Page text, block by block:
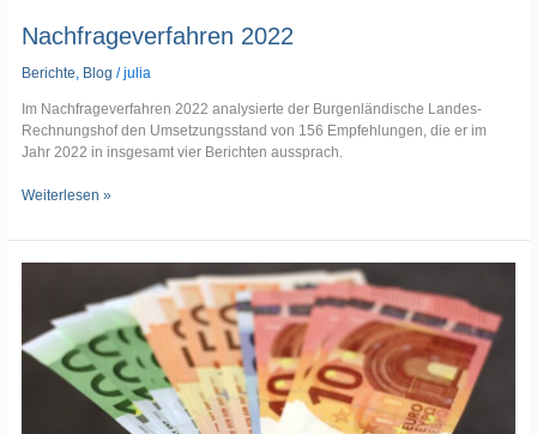
Nachfrageverfahren 2022
Berichte, Blog /julia
Im Nachfrageverfahren 2022 analysierte der Burgenländische Landes-
Rechnungshof den Umsetzungsstand von 156 Empfehlungen, die er im
Jahr 2022 in insgesamt vier Berichten aussprach.
Weiterlesen »
2023